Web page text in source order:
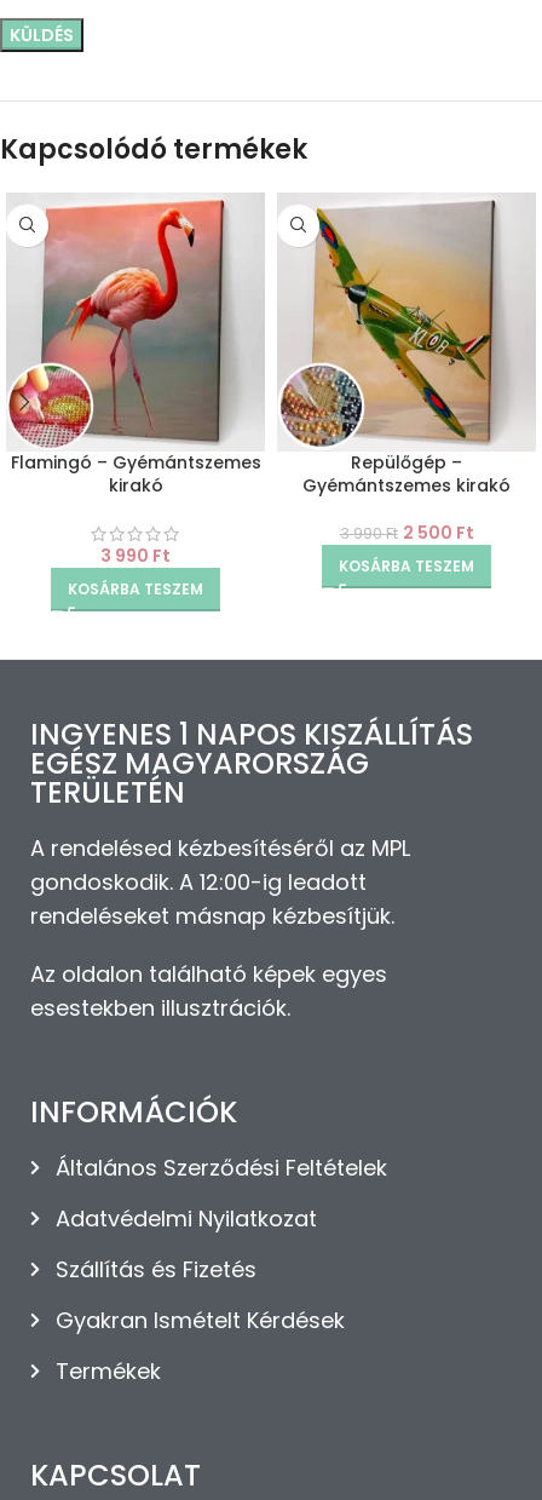
Kapcsolódó termékek
Flamingó – Gyémántszemes
kirakó
3 990 Ft
KOSÁRBA TESZEM
Repülőgép –
Gyémántszemes kirakó
3 990Ft 2 500 Ft
KOSÁRBA TESZEM
INGYENES 1 NAPOS KISZÁLLÍTÁS
EGÉSZ MAGYARORSZÁG
TERÜLETÉN
A rendelésed kézbesítéséről az MPL
gondoskodik. A 12:00-ig leadott
rendeléseket másnap kézbesítjük.
Az oldalon található képek egyes
esestekben illusztrációk.
INFORMÁCIÓK
Általános Szerződési Feltételek
Adatvédelmi Nyilatkozat
Szállítás és Fizetés
Gyakran Ismételt Kérdések
Termékek
KAPCSOLAT